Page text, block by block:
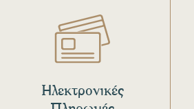
Ηλεκτρονικές